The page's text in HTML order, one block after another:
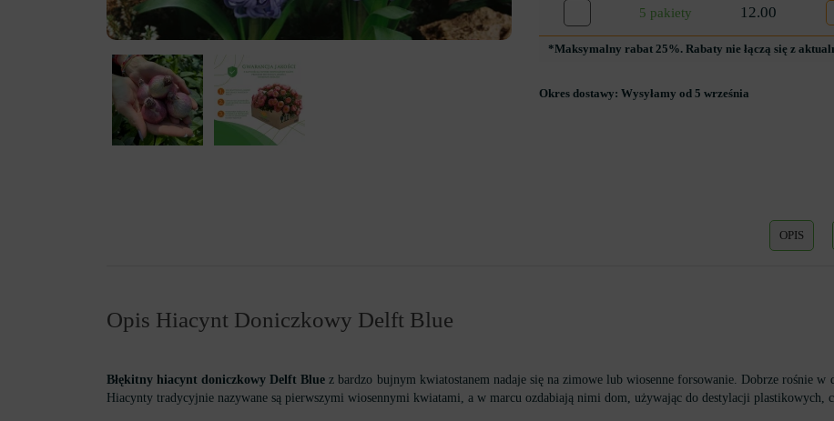
5 pakiety 12.00
*Maksymalny rabat 25%. Rabaty nie łączą się z
Okres dostawy: Wysyłamy od 5 września
OPIS
Opis Hiacynt Doniczkowy Delft Blue
Błękitny hiacynt doniczkowy Delft Blue z bardzo bujnym kwiatostanem nadaje się na zimowe lub wiosenne forsowanie. Dobrze rośnie w
Hiacynty tradycyjnie nazywane są pierwszymi wiosennymi kwiatami, a w marcu ozdabiają nimi dom, używając do destylacji plastikowych,